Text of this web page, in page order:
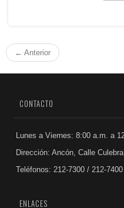
← Anterior
CONTACTO
Lunes a Viernes: 8:00 a.m. a
Dirección: Ancón, Calle
Teléfonos: 212-7300 / 212-7400
ENLACES